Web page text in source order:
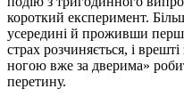
короткий експеримент.
усередині й проживши
страх розчиняється, і
ногою вже за дверима»
перетину.